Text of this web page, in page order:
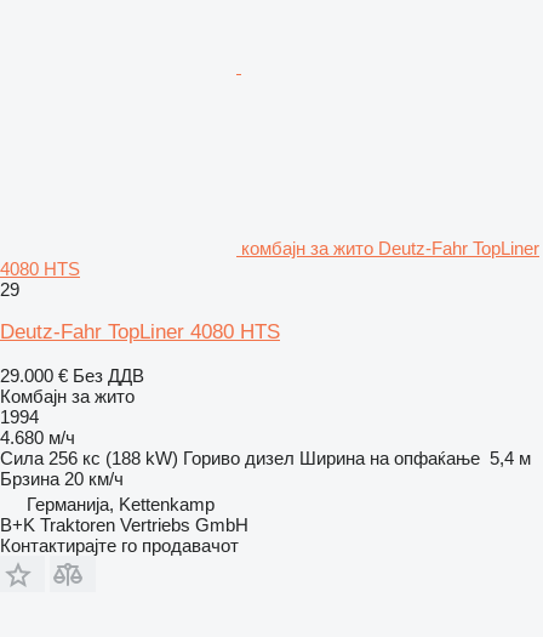
комбајн за жито Deutz-Fahr TopLiner
4080 HTS
29
Deutz-Fahr TopLiner 4080 HTS
29.000 € Без ДДВ
Комбајн за жито
1994
4.680 м/ч
Сила 256 кс (188 kW) Гориво дизел Ширина на опфаќање 5,4 м
Брзина 20 км/ч
Германија, Kettenkamp
B+K Traktoren Vertriebs GmbH
Контактирајте го продавачот